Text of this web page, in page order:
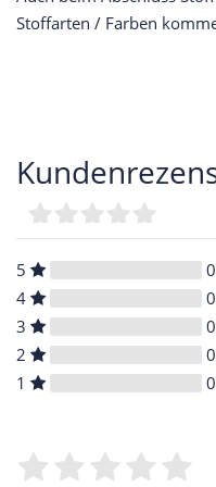
Stoffarten / Farben
5
0
4
0
3
0
2
0
1
0
Bewertungssterne
4
3
2
1